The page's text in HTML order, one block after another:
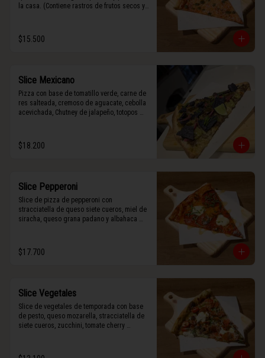
la casa. (Contiene rastros de frutos secos y
$15.500
Slice Mexicano
Pizza con base de tomatillo verde, carne de
res salteada, cremoso de aguacate, cebolla
acevichada, Chutney de jalapeño, totopos
$18.200
Slice Pepperoni
Slice de pizza de pepperoni con
stracciatella de queso siete cueros, miel de
siracha, queso grana padano y albahaca
$17.700
Slice Vegetales
Slice de vegetales de temporada con base
de pesto, queso mozarella, stracciatella de
siete cueros, zucchini, tomate cherry
fresca.